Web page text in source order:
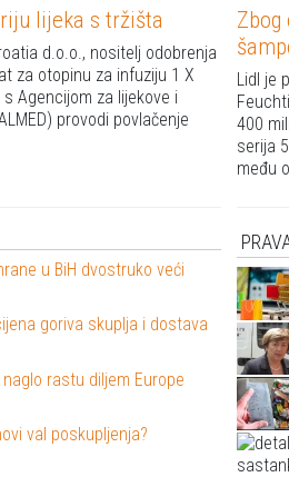
lijeka s tržišta
d.o.o., nositelj odobrenja
za otopinu za infuziju 1 X
Agencijom za lijekove i
provodi povlačenje
Lidl je
400
serija
među
u BiH dvostruko veći
goriva skuplja i dostava
rastu diljem Europe
val poskupljenja?